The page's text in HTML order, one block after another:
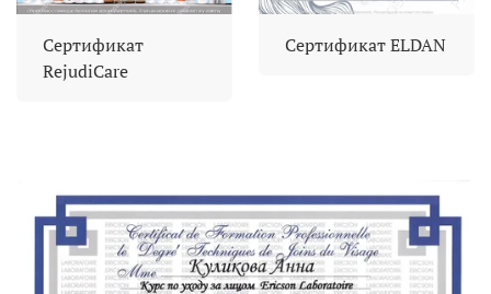
Сертификат
RejudiCare
Сертификат ELDAN